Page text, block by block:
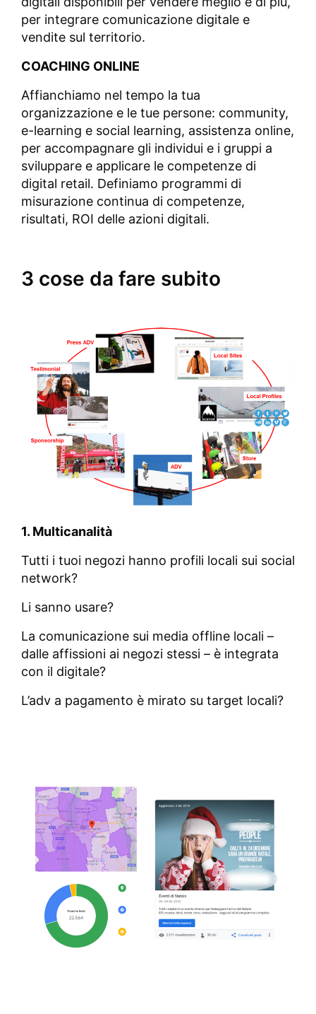
per integrare comunicazione digitale e
vendite sul territorio.
COACHING ONLINE
Affianchiamo nel tempo la tua
organizzazione e le tue persone: community,
e-learning e social learning, assistenza online,
per accompagnare gli individui e i gruppi a
sviluppare e applicare le competenze di
digital retail. Definiamo programmi di
misurazione continua di competenze,
risultati, ROI delle azioni digitali.
3 cose da fare subito
1. Multicanalità
Tutti i tuoi negozi hanno profili locali sui social
network?
Li sanno usare?
La comunicazione sui media offline locali –
dalle affissioni ai negozi stessi – è integrata
con il digitale?
L’adv a pagamento è mirato su target locali?